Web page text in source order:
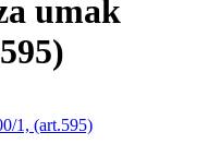
umak